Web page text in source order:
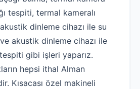
tespiti, termal kameralı
dinleme cihazı ile su
akustik dinleme cihazı ile
gibi işleri yaparız.
hepsi ithal Alman
Kısacası özel makineli